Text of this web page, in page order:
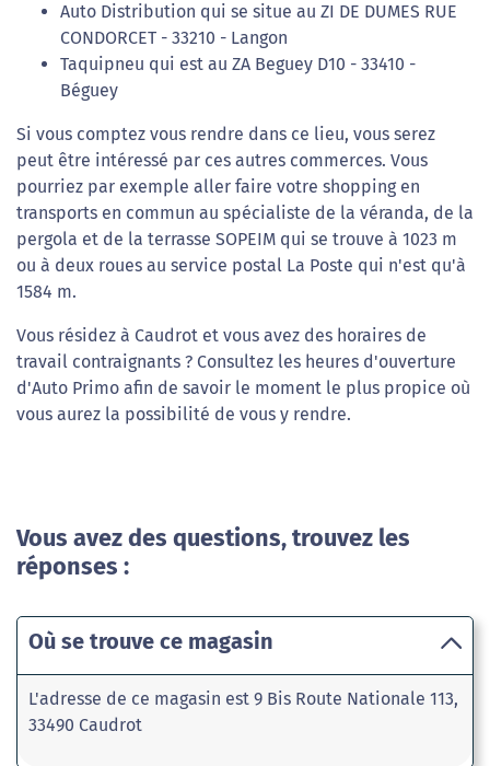
Auto Distribution qui se situe au ZI DE DUMES RUE
CONDORCET - 33210 - Langon
Taquipneu qui est au ZA Beguey D10 - 33410 -
Béguey
Si vous comptez vous rendre dans ce lieu, vous serez
peut être intéressé par ces autres commerces. Vous
pourriez par exemple aller faire votre shopping en
transports en commun au spécialiste de la véranda, de la
pergola et de la terrasse SOPEIM qui se trouve à 1023 m
ou à deux roues au service postal La Poste qui n'est qu'à
1584 m.
Vous résidez à Caudrot et vous avez des horaires de
travail contraignants ? Consultez les heures d'ouverture
d'Auto Primo afin de savoir le moment le plus propice où
vous aurez la possibilité de vous y rendre.
Vous avez des questions, trouvez les
réponses :
Où se trouve ce magasin
L'adresse de ce magasin est 9 Bis Route Nationale 113,
33490 Caudrot